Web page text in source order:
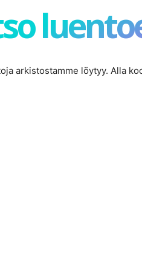
arkistostamme löytyy. Alla